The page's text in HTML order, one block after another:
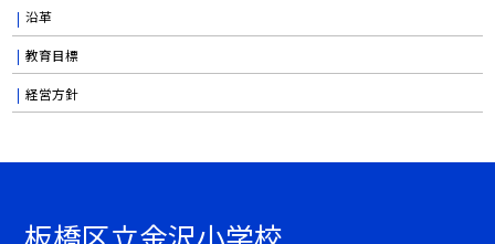
沿革
教育目標
経営方針